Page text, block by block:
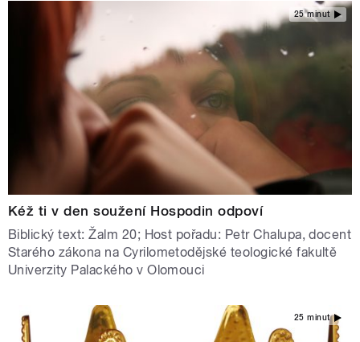
25 minut
Kéž ti v den soužení Hospodin odpoví
Biblický text: Žalm 20; Host pořadu: Petr Chalupa, docent
Starého zákona na Cyrilometodějské teologické fakultě
Univerzity Palackého v Olomouci
25 minut